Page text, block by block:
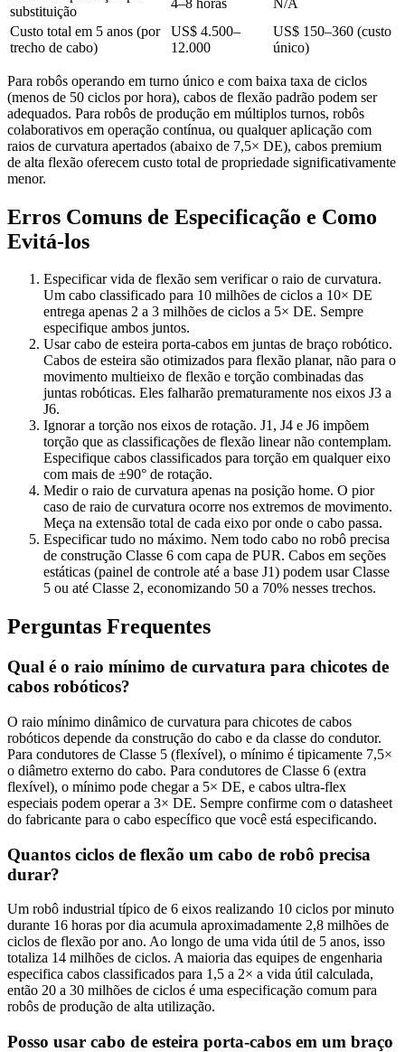
substituição
Custo total em 5 anos (por
trecho de cabo)
US$ 4.500–
12.000
US$ 150–360 (custo
único)
Para robôs operando em turno único e com baixa taxa de ciclos
(menos de 50 ciclos por hora), cabos de flexão padrão podem ser
adequados. Para robôs de produção em múltiplos turnos, robôs
colaborativos em operação contínua, ou qualquer aplicação com
raios de curvatura apertados (abaixo de 7,5× DE), cabos premium
de alta flexão oferecem custo total de propriedade significativamente
menor.
Erros Comuns de Especificação e Como
Evitá-los
Especificar vida de flexão sem verificar o raio de curvatura.
Um cabo classificado para 10 milhões de ciclos a 10× DE
entrega apenas 2 a 3 milhões de ciclos a 5× DE. Sempre
especifique ambos juntos.
Usar cabo de esteira porta-cabos em juntas de braço robótico.
Cabos de esteira são otimizados para flexão planar, não para o
movimento multieixo de flexão e torção combinadas das
juntas robóticas. Eles falharão prematuramente nos eixos J3 a
J6.
Ignorar a torção nos eixos de rotação. J1, J4 e J6 impõem
torção que as classificações de flexão linear não contemplam.
Especifique cabos classificados para torção em qualquer eixo
com mais de ±90° de rotação.
Medir o raio de curvatura apenas na posição home. O pior
caso de raio de curvatura ocorre nos extremos de movimento.
Meça na extensão total de cada eixo por onde o cabo passa.
Especificar tudo no máximo. Nem todo cabo no robô precisa
de construção Classe 6 com capa de PUR. Cabos em seções
estáticas (painel de controle até a base J1) podem usar Classe
5 ou até Classe 2, economizando 50 a 70% nesses trechos.
Perguntas Frequentes
Qual é o raio mínimo de curvatura para chicotes de
cabos robóticos?
O raio mínimo dinâmico de curvatura para chicotes de cabos
robóticos depende da construção do cabo e da classe do condutor.
Para condutores de Classe 5 (flexível), o mínimo é tipicamente 7,5×
o diâmetro externo do cabo. Para condutores de Classe 6 (extra
flexível), o mínimo pode chegar a 5× DE, e cabos ultra-flex
especiais podem operar a 3× DE. Sempre confirme com o datasheet
do fabricante para o cabo específico que você está especificando.
Quantos ciclos de flexão um cabo de robô precisa
durar?
Um robô industrial típico de 6 eixos realizando 10 ciclos por minuto
durante 16 horas por dia acumula aproximadamente 2,8 milhões de
ciclos de flexão por ano. Ao longo de uma vida útil de 5 anos, isso
totaliza 14 milhões de ciclos. A maioria das equipes de engenharia
especifica cabos classificados para 1,5 a 2× a vida útil calculada,
então 20 a 30 milhões de ciclos é uma especificação comum para
robôs de produção de alta utilização.
Posso usar cabo de esteira porta-cabos em um braço